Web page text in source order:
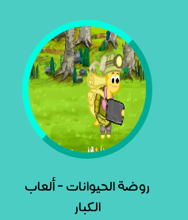
روضة الحيوانات - ألعاب
الكبار